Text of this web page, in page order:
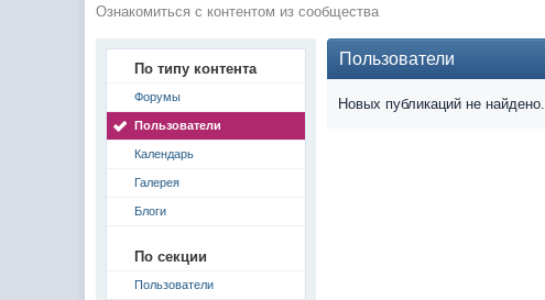
Ознакомиться с контентом из сообщества
По типу контента
Форумы
Пользователи
Календарь
Галерея
Блоги
По секции
Пользователи
Пользователи
Новых публикаций не найдено.